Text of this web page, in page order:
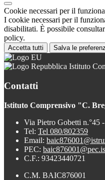
Cookie necessari per il
I cookie necessari per il
disabilitati. È possibile
policy.
Accetta tutti Salva le
Istituto
Contatti
Istituto Comprensivo "C.
Via Pietro Gobetti
Tel: Tel 080/802359
Email:
PEC:
C.F.: 93423440721
C.M. BAIC876001